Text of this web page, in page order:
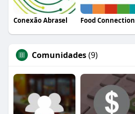
Conexão Abrasel Food Connection
Comunidades(9)